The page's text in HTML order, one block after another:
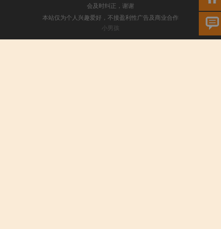
会及时纠正，谢谢
本站仅为个人兴趣爱好，不接盈利性广告及商业合作
小男孩